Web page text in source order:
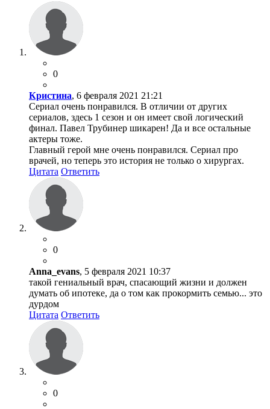
0
Кристина, 6 февраля 2021 21:21
Сериал очень понравился. В отличии от других
сериалов, здесь 1 сезон и он имеет свой логический
финал. Павел Трубинер шикарен! Да и все остальные
актеры тоже.
Главный герой мне очень понравился. Сериал про
врачей, но теперь это история не только о хирургах.
Цитата Ответить
0
Anna_evans, 5 февраля 2021 10:37
такой гениальный врач, спасающий жизни и должен
думать об ипотеке, да о том как прокормить семью... это
дурдом
Цитата Ответить
0